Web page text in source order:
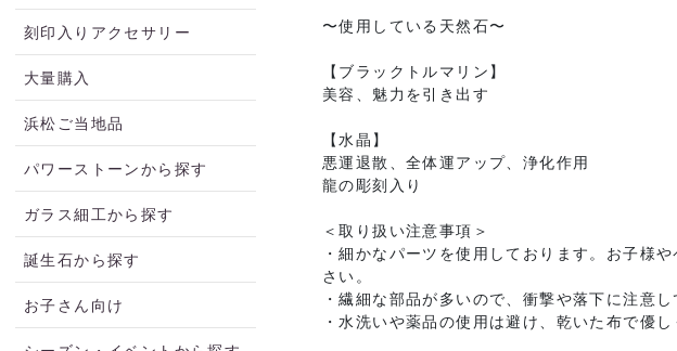
刻印入りアクセサリー
大量購入
浜松ご当地品
パワーストーンから探す
ガラス細工から探す
誕生石から探す
お子さん向け
〜使用している天然石〜
【ブラックトルマリン】
美容、魅力を引き出す
【水晶】
悪運退散、全体運アップ、浄化作用
龍の彫刻入り
＜取り扱い注意事項＞
・細かなパーツを使用しております。お子様
さい。
・繊細な部品が多いので、衝撃や落下に注意し
・水洗いや薬品の使用は避け、乾いた布で優し